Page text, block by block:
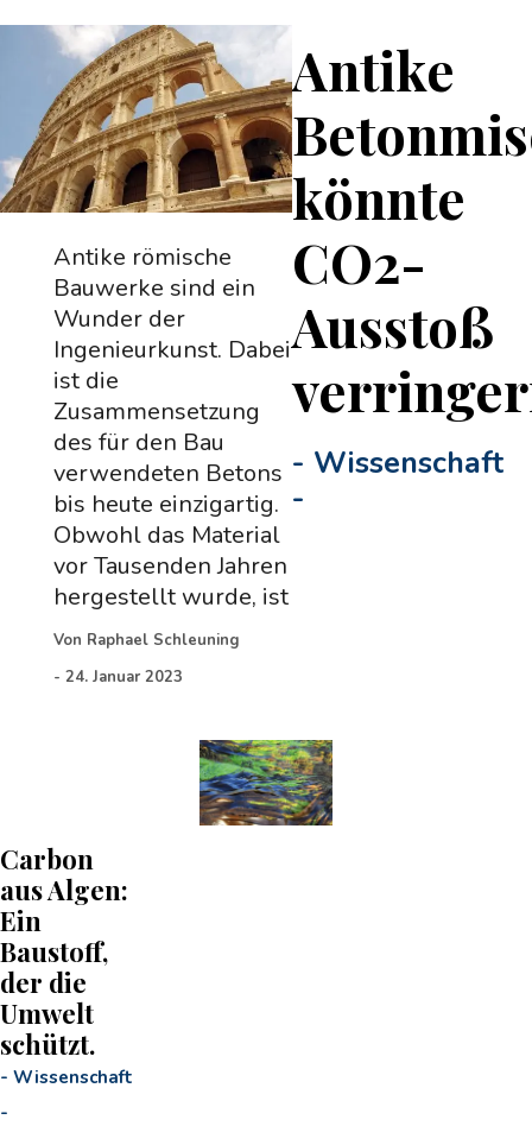
Antike
könnte
CO2-
Ausstoß
- Wissenschaft
-
Antike römische
Bauwerke sind ein
Wunder der
Ingenieurkunst. Dabei
ist die
Zusammensetzung
des für den Bau
verwendeten Betons
bis heute einzigartig.
Obwohl das Material
vor Tausenden Jahren
hergestellt wurde, ist
Von Raphael Schleuning
- 24. Januar 2023
Carbon
aus Algen:
Ein
Baustoff,
der die
Umwelt
schützt.
- Wissenschaft
-